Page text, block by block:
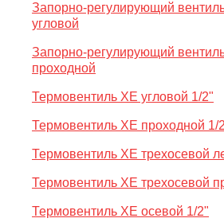
Запорно-регулирующий
угловой
Запорно-регулирующий
проходной
Термовентиль XE угловой 1/2"
Термовентиль XE проходной 1/
Термовентиль XE трехосевой
Термовентиль XE трехосевой
Термовентиль XE осевой 1/2"